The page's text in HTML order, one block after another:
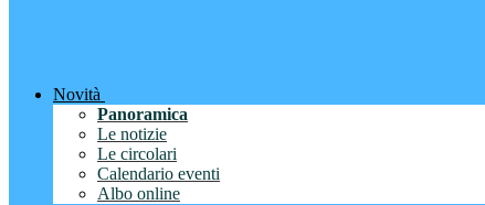
Novità
Panoramica
Le notizie
Le circolari
Calendario eventi
Albo online